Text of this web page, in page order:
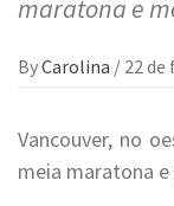
maratona e
ByCarolina / 22 de
Vancouver, no
meia maratona